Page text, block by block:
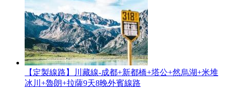
【定製線路】川藏線-成都+新都橋+塔公+然烏湖+米堆
冰川+魯朗+拉薩9天8晚外賓線路